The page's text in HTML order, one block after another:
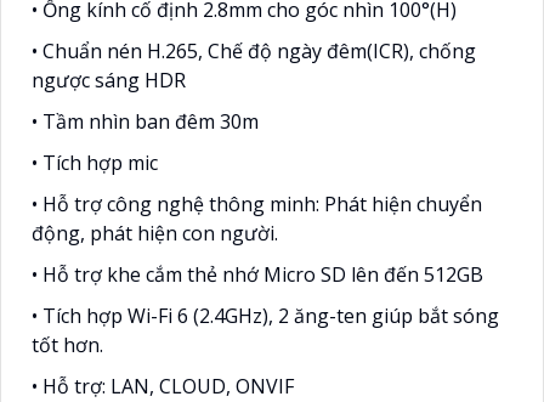
• Ống kính cố định 2.8mm cho góc nhìn 100°(H)
• Chuẩn nén H.265, Chế độ ngày đêm(ICR), chống
ngược sáng HDR
• Tầm nhìn ban đêm 30m
• Tích hợp mic
• Hỗ trợ công nghệ thông minh: Phát hiện chuyển
động, phát hiện con người.
• Hỗ trợ khe cắm thẻ nhớ Micro SD lên đến 512GB
• Tích hợp Wi-Fi 6 (2.4GHz), 2 ăng-ten giúp bắt sóng
tốt hơn.
• Hỗ trợ: LAN, CLOUD, ONVIF